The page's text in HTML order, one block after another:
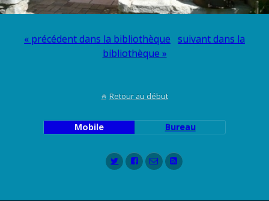
« précédent dans la bibliothèque suivant dans la
bibliothèque »
Retour au début
Mobile Bureau